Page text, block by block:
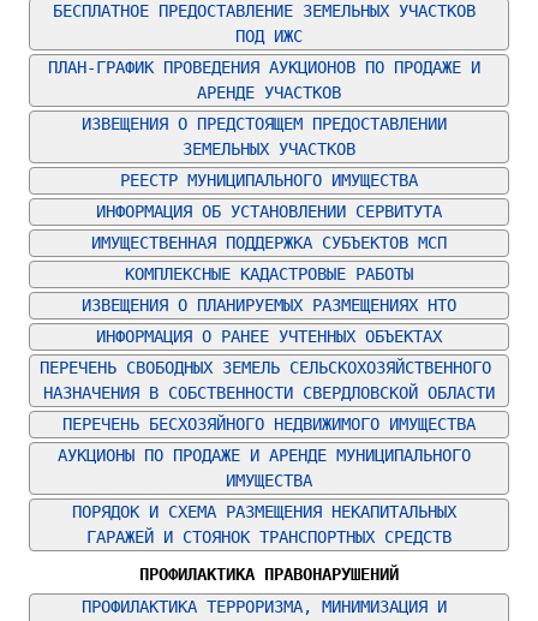
БЕСПЛАТНОЕ ПРЕДОСТАВЛЕНИЕ ЗЕМЕЛЬНЫХ УЧАСТКОВ
ПОД ИЖС
ПЛАН-ГРАФИК ПРОВЕДЕНИЯ АУКЦИОНОВ ПО ПРОДАЖЕ И
АРЕНДЕ УЧАСТКОВ
ИЗВЕЩЕНИЯ О ПРЕДСТОЯЩЕМ ПРЕДОСТАВЛЕНИИ
ЗЕМЕЛЬНЫХ УЧАСТКОВ
РЕЕСТР МУНИЦИПАЛЬНОГО ИМУЩЕСТВА
ИНФОРМАЦИЯ ОБ УСТАНОВЛЕНИИ СЕРВИТУТА
ИМУЩЕСТВЕННАЯ ПОДДЕРЖКА СУБЪЕКТОВ МСП
КОМПЛЕКСНЫЕ КАДАСТРОВЫЕ РАБОТЫ
ИЗВЕЩЕНИЯ О ПЛАНИРУЕМЫХ РАЗМЕЩЕНИЯХ НТО
ИНФОРМАЦИЯ О РАНЕЕ УЧТЕННЫХ ОБЪЕКТАХ
ПЕРЕЧЕНЬ СВОБОДНЫХ ЗЕМЕЛЬ СЕЛЬСКОХОЗЯЙСТВЕННОГО
НАЗНАЧЕНИЯ В СОБСТВЕННОСТИ СВЕРДЛОВСКОЙ ОБЛАСТИ
ПЕРЕЧЕНЬ БЕСХОЗЯЙНОГО НЕДВИЖИМОГО ИМУЩЕСТВА
АУКЦИОНЫ ПО ПРОДАЖЕ И АРЕНДЕ МУНИЦИПАЛЬНОГО
ИМУЩЕСТВА
ПОРЯДОК И СХЕМА РАЗМЕЩЕНИЯ НЕКАПИТАЛЬНЫХ
ГАРАЖЕЙ И СТОЯНОК ТРАНСПОРТНЫХ СРЕДСТВ
ПРОФИЛАКТИКА ПРАВОНАРУШЕНИЙ
ПРОФИЛАКТИКА ТЕРРОРИЗМА, МИНИМИЗАЦИЯ И